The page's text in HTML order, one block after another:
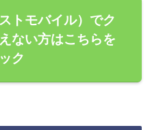
トモバイル）でク
ない方はこちらを
ク